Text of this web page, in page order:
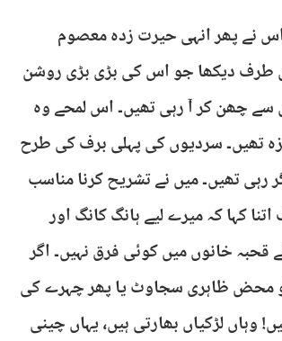
نے پھر انہی حیرت زدہ معصوم
طرف دیکھا جو اس کی بڑی بڑی روشن
سے چھن کر آ رہی تھیں۔ اس لمحے وہ
تھیں۔ سردیوں کی پہلی برف کی طرح
رہی تھیں۔ میں نے تشریح کرنا مناسب
کہا کہ میرے لیے ہانگ کانگ اور
قحبہ خانوں میں کوئی فرق نہیں۔ اگر
محض ظاہری سجاوٹ یا پھر چہرے کی
وہاں لڑکیاں بھارتی ہیں، یہاں چینی